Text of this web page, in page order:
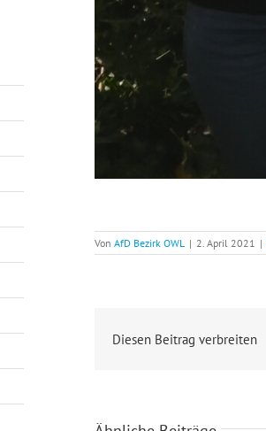
VonAfD Bezirk OWL | 2. April 2021 |
Diesen Beitrag verbreiten